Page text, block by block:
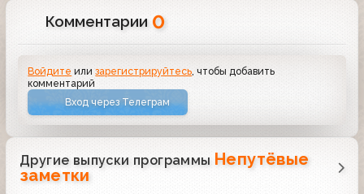
Комментарии 0
Войдите илизарегистрируйтесь , чтобы добавить
комментарий
Вход через Телеграм
Другие выпуски программы Непутёвые
заметки